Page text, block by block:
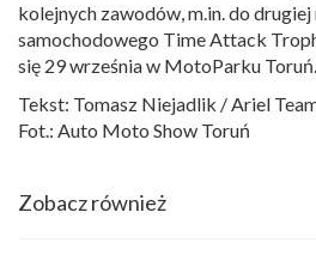
kolejnych zawodów, m.in. do
samochodowego Time Attack
się 29 września w MotoParku Toruń.
Tekst: Tomasz Niejadlik / Ariel
Fot.: Auto Moto Show Toruń
Zobacz również